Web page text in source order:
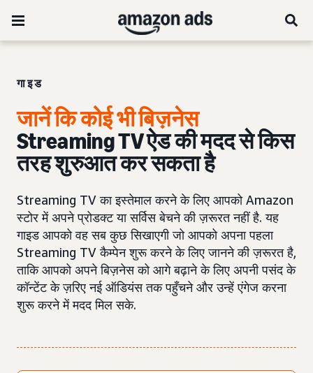
गाइड
जानें कि कोई भी बिज़नेस
Streaming TV ऐड की मदद से किस
तरह शुरुआत कर सकता है
Streaming TV का इस्तेमाल करने के लिए आपको Amazon
स्टोर में अपने प्रोडक्ट या सर्विस बेचने की ज़रूरत नहीं है. यह
गाइड आपको वह सब कुछ सिखाएगी जो आपको अपना पहला
Streaming TV कैम्पेन शुरू करने के लिए जानने की ज़रूरत है,
ताकि आपको अपने बिज़नेस को आगे बढ़ाने के लिए अपनी पसंद के
कॉन्टेंट के ज़रिए नई ऑडियंस तक पहुँचने और उन्हें एंगेज करना
शुरू करने में मदद मिल सके.